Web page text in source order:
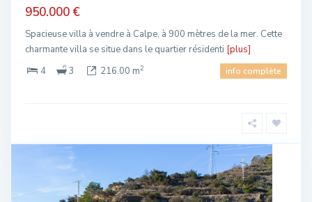
950.000 €
Spacieuse villa à vendre à Calpe, à 900 mètres de la mer. Cette
charmante villa se situe dans le quartier résidenti [plus]
4
3 216.00 m2 info complète